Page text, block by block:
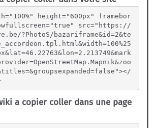
height="600px" framebor
src="https://
?PhotoS/bazariframe&id=2&te
a copier coller dans une page